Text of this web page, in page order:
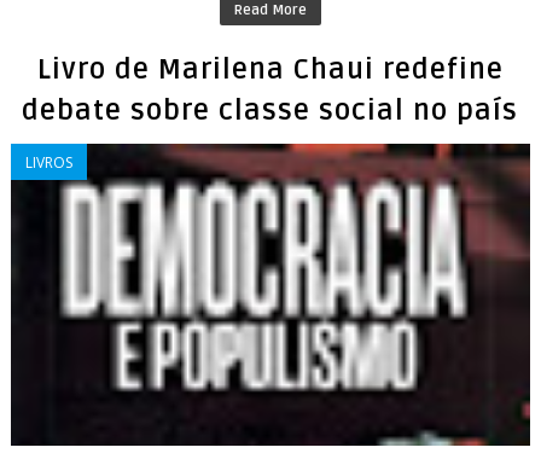
Read More
Livro de Marilena Chaui redefine
debate sobre classe social no país
LIVROS